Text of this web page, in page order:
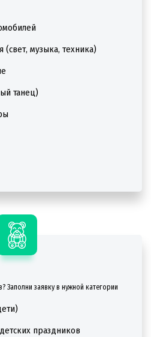
музыка, техника)
танец)
Заполни заявку в нужной категории
праздников